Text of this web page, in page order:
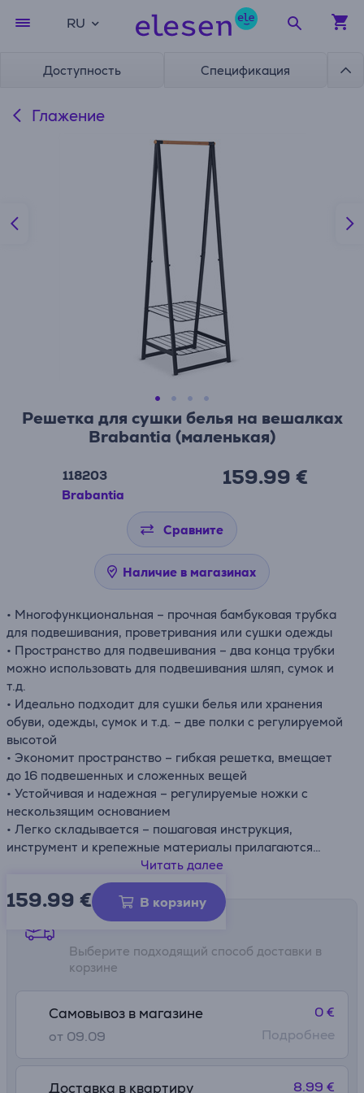
RU
Доступность Спецификация
Глажение
Решетка для сушки белья на вешалках
Brabantia (маленькая)
118203
Brabantia
159.99 €
Сравните
Наличие в магазинах
• Многофункциональная – прочная бамбуковая трубка
для подвешивания, проветривания или сушки одежды
• Пространство для подвешивания – два конца трубки
можно использовать для подвешивания шляп, сумок и
т.д.
• Идеально подходит для сушки белья или хранения
обуви, одежды, сумок и т.д. – две полки с регулируемой
высотой
• Экономит пространство – гибкая решетка, вмещает
до 16 подвешенных и сложенных вещей
• Устойчивая и надежная – регулируемые ножки с
нескользящим основанием
• Легко складывается – пошаговая инструкция,
инструмент и крепежные материалы прилагаются
• Максимальная нагрузка: 10 кг (при равномерном
распределении вещей на полке и бамбуковой трубке)
Читать далее
159.99 € В корзину
Способы доставки
Выберите подходящий способ доставки в
корзине
Самовывоз в магазине
от 09.09
0 €
Подробнее
Доставка в квартиру 8.99 €